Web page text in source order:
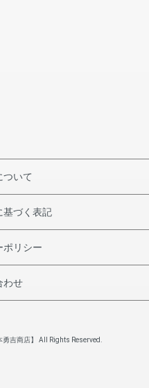
ついて
基づく表記
ポリシー
わせ
吉商店】 All Rights Reserved.